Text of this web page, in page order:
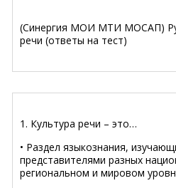
(Синергия МОИ МТИ МОСАП)
речи (ответы на тест)
1. Культура речи – это…
• Раздел языкознания,
представителями разных
региональном и мировом